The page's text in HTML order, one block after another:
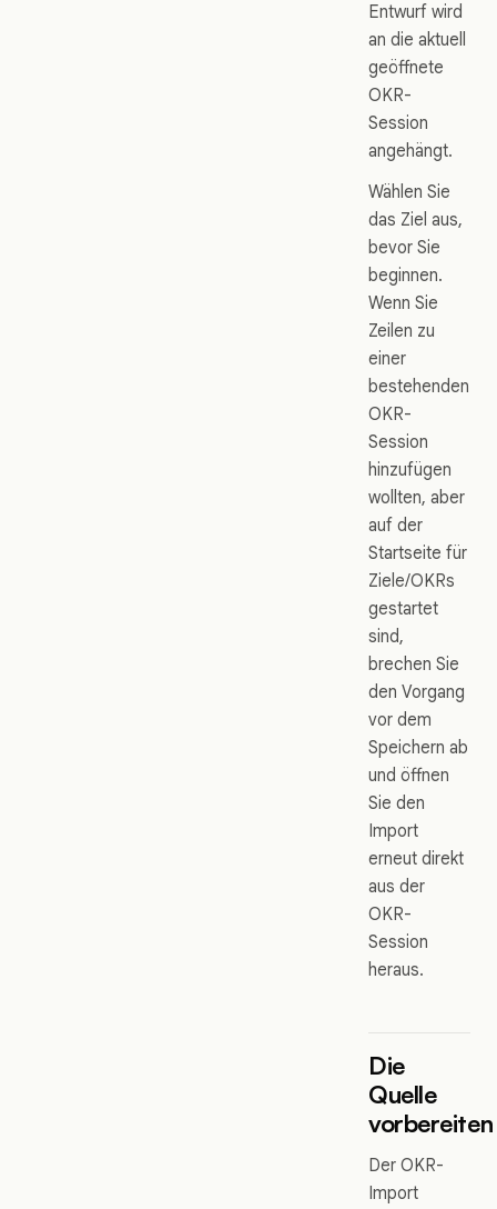
Entwurf wird
an die aktuell
geöffnete
OKR-
Session
angehängt.
Wählen Sie
das Ziel aus,
bevor Sie
beginnen.
Wenn Sie
Zeilen zu
einer
bestehenden
OKR-
Session
hinzufügen
wollten, aber
auf der
Startseite für
Ziele/OKRs
gestartet
sind,
brechen Sie
den Vorgang
vor dem
Speichern ab
und öffnen
Sie den
Import
erneut direkt
aus der
OKR-
Session
heraus.
Die
Quelle
vorbereiten
Der OKR-
Import